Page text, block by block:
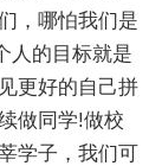
，哪怕我们是
人的目标就是
更好的自己拼
做同学!做校
学子，我们可